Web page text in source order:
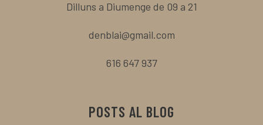
Dilluns a Diumenge de 09 a 21
denblai@gmail.com
616 647 937
POSTS AL BLOG